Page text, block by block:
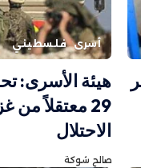
أسرى فلسطيني
هيئة الأسرى:
29 معتقلاً
الاحتلال
صالح شوكة